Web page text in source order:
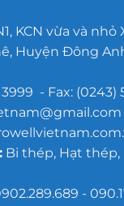
KCN vừa và nhỏ
Huyện Đông
- Fax: (0243)
Bi thép, Hạt
-